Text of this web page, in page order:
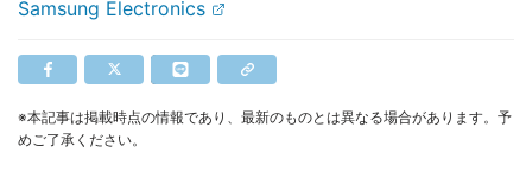
Samsung Electronics
※本記事は掲載時点の情報であり、最新のものとは異なる場合があります。予
めご了承ください。